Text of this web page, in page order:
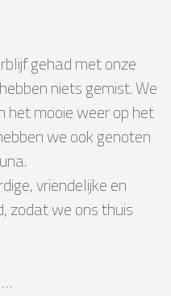
gehad met onze
niets gemist. We
het mooie weer op het
we ook genoten
vriendelijke en
zodat we ons thuis